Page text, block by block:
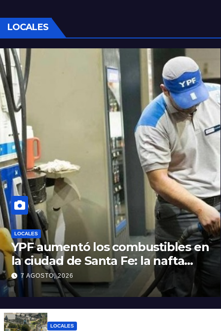
LOCALES
LOCALES
YPF aumentó los combustibles en
la ciudad de Santa Fe: la nafta
súper superó los $2.100 y llenar el
tanque cuesta más de $94.000
7 AGOSTO, 2026
LOCALES